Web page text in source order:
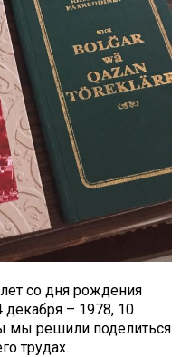
со дня рождения
– 1978, 10
мы решили поделиться
трудах.